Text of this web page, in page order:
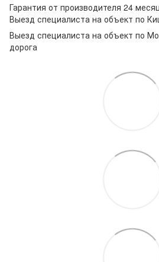
Гарантия от производителя 24
Выезд специалиста на объект по
Выезд специалиста на объект по
дорога